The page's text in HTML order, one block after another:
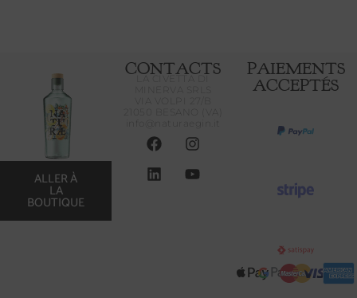
CONTACTS
ALLER À
LA
BOUTIQUE
PAIEMENTS
ACCEPTÉS